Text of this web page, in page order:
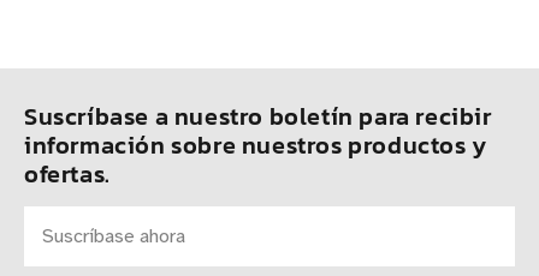
Suscríbase a nuestro boletín para recibir
información sobre nuestros productos y
ofertas.